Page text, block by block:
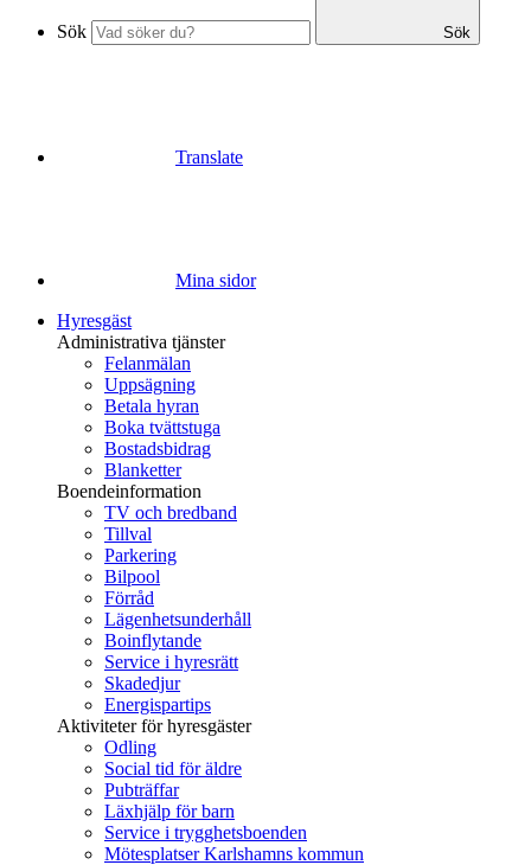
Sök Sök
Translate
Mina sidor
Hyresgäst
Administrativa tjänster
Felanmälan
Uppsägning
Betala hyran
Boka tvättstuga
Bostadsbidrag
Blanketter
Boendeinformation
TV och bredband
Tillval
Parkering
Bilpool
Förråd
Lägenhetsunderhåll
Boinflytande
Service i hyresrätt
Skadedjur
Energispartips
Aktiviteter för hyresgäster
Odling
Social tid för äldre
Pubträffar
Läxhjälp för barn
Service i trygghetsboenden
Mötesplatser Karlshamns kommun